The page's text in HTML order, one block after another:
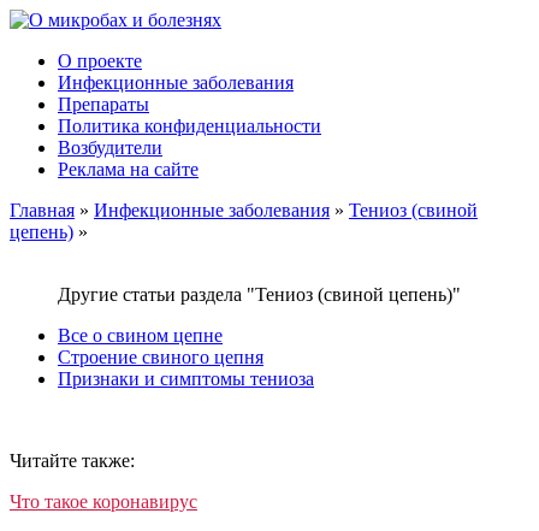
О проекте
Инфекционные заболевания
Препараты
Политика конфиденциальности
Возбудители
Реклама на сайте
Главная » Инфекционные заболевания » Тениоз (свиной
цепень) »
Другие статьи раздела "Тениоз (свиной цепень)"
Все о свином цепне
Строение свиного цепня
Признаки и симптомы тениоза
Читайте также:
Что такое коронавирус